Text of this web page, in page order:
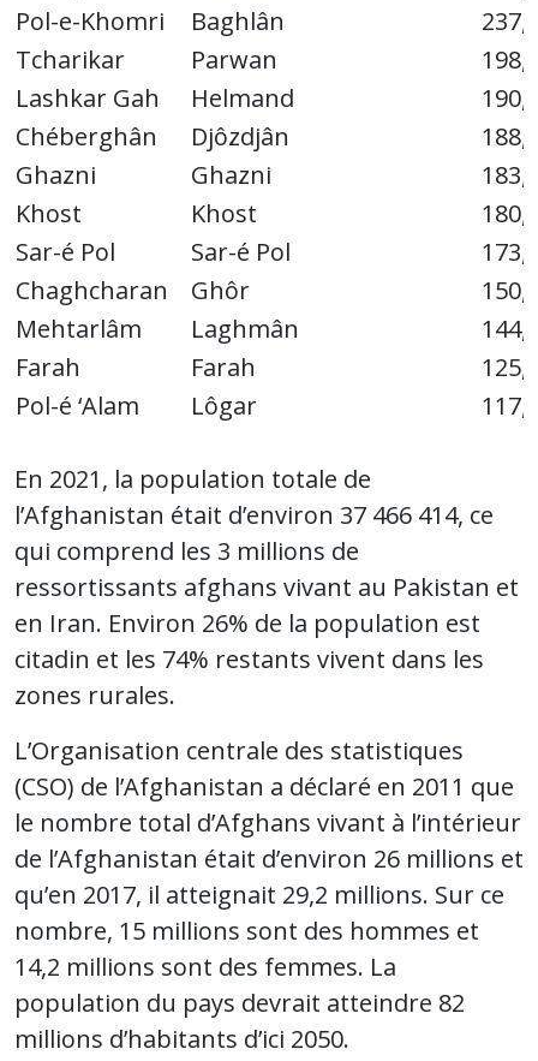
Pol-e-Khomri
Baghlân
Tcharikar
Parwan
Lashkar Gah
Helmand
Chéberghân
Djôzdjân
Ghazni
Ghazni
Khost
Khost
Sar-é Pol
Sar-é Pol
Chaghcharan
Ghôr
Mehtarlâm
Laghmân
Farah
Farah
Pol-é ‘Alam
Lôgar
En 2021, la population totale de
l’Afghanistan était d’environ 37 466 414, ce
qui comprend les 3 millions de
ressortissants afghans vivant au Pakistan et
en Iran. Environ 26% de la population est
citadin et les 74% restants vivent dans les
zones rurales.
L’Organisation centrale des statistiques
(CSO) de l’Afghanistan a déclaré en 2011 que
le nombre total d’Afghans vivant à l’intérieur
de l’Afghanistan était d’environ 26 millions et
qu’en 2017, il atteignait 29,2 millions. Sur ce
nombre, 15 millions sont des hommes et
14,2 millions sont des femmes. La
population du pays devrait atteindre 82
millions d’habitants d’ici 2050.